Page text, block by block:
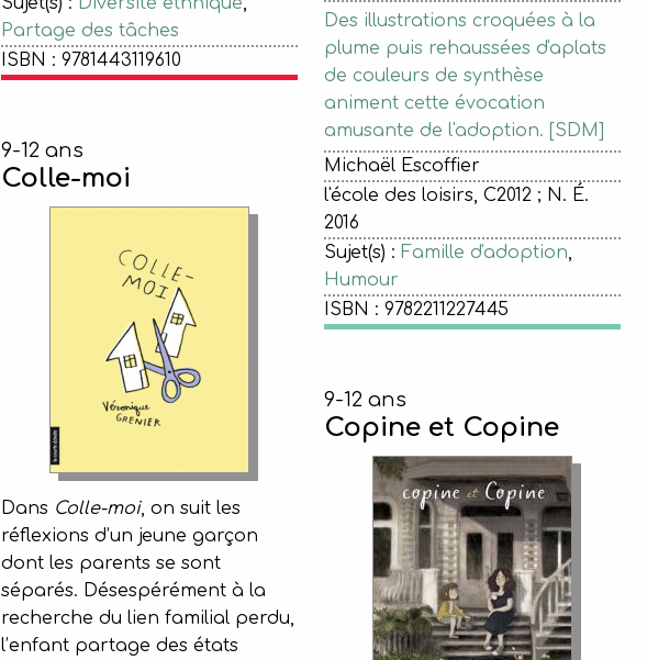
Partage des tâches
ISBN : 9781443119610
Des illustrations croquées à la
plume puis rehaussées d'aplats
de couleurs de synthèse
animent cette évocation
amusante de l'adoption. [SDM]
Michaël Escoffier
l'école des loisirs, C2012 ; N. É.
2016
Sujet(s) : Famille d'adoption,
Humour
ISBN : 9782211227445
9-12 ans
Colle-moi
Dans Colle-moi, on suit les
réflexions d’un jeune garçon
dont les parents se sont
séparés. Désespérément à la
recherche du lien familial perdu,
l’enfant partage des états
9-12 ans
Copine et Copine